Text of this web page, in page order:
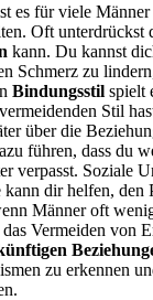
es für viele
Oft unterdrückst
kann. Du kannst
Schmerz zu
Bindungsstil spielt
Stil
über die
führen, dass du
verpasst. Soziale
dir helfen, den
Männer oft
Vermeiden von
zu erkennen